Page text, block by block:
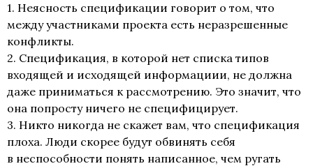
1. Неясность спецификации говорит о том, что
между участниками проекта есть неразрешенные
конфликты.
2. Спецификация, в которой нет списка типов
входящей и исходящей информациии, не должна
даже приниматься к рассмотрению. Это значит, что
она попросту ничего не специфицирует.
3. Никто никогда не скажет вам, что спецификация
плоха. Люди скорее будут обвинять себя
в неспособности понять написанное, чем ругать